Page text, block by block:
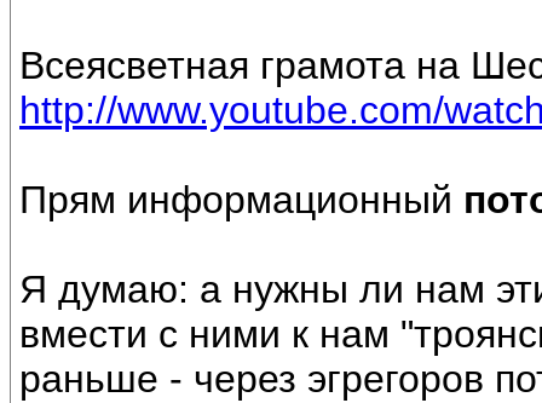
Всеясветная грамота на
http://www.youtube.com/
Прям информационный
Я думаю: а нужны ли нам
вмести с ними к нам
раньше - через эгрегоров